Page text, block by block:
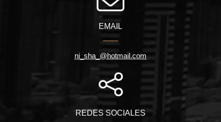
EMAIL
ni_sha_@hotmail.com
REDES SOCIALES